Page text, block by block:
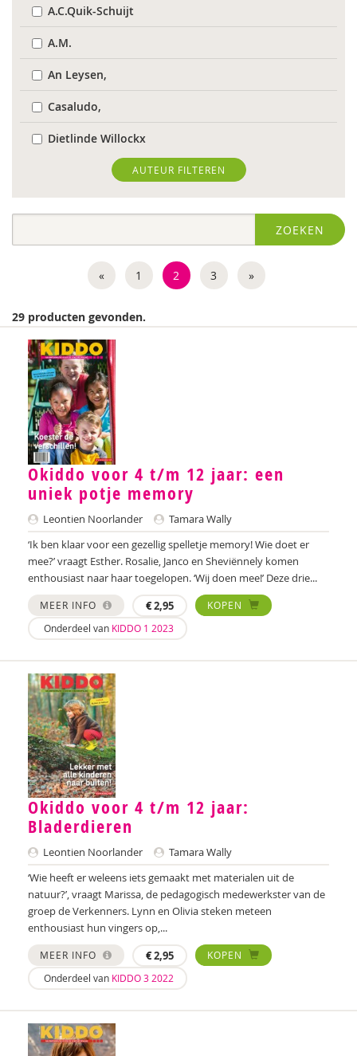
A.C.Quik-Schuijt
A.M.
An Leysen,
Casaludo,
Dietlinde Willockx
Landelijk Kenniscentrum LVB
Respect Foundation
Weija Steffens
Brenda Abrahamse-Van Beek
Marijke Adema
Ilse Aerden
Pauline van Aken
Evelyn Akkermans
Robbert Almekinders
Teatske Altenburg
Creative Learning and Play
Iris Andriessen
Nilay Ardjosemito
Siela Ardjosemito-Jethoe
René Arends
Chantal Ariens
Silke van Arum
Nicole van Asten
Roli Ayutsede
Rosalie Baan
Ben Baarda
Sebastiaan Baauw
Carolina Bakker
AUTEUR FILTEREN
ZOEKEN
« 1 2 3 »
29 producten gevonden.
Okiddo voor 4 t/m 12 jaar: een
uniek potje memory
Leontien Noorlander
Tamara Wally
‘Ik ben klaar voor een gezellig spelletje memory! Wie doet er
mee?’ vraagt Esther. Rosalie, Janco en Sheviënnely komen
enthousiast naar haar toegelopen. ‘Wij doen mee!’ Deze drie...
MEER INFO €2,95
KOPEN
Onderdeel van KIDDO 1 2023
Okiddo voor 4 t/m 12 jaar:
Bladerdieren
Leontien Noorlander
Tamara Wally
‘Wie heeft er weleens iets gemaakt met materialen uit de
natuur?’, vraagt Marissa, de pedagogisch medewerkster van de
groep de Verkenners. Lynn en Olivia steken meteen
enthousiast hun vingers op,...
MEER INFO €2,95
KOPEN
Onderdeel van KIDDO 3 2022